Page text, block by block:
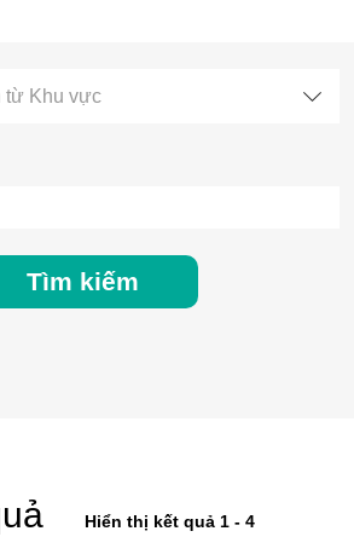
từ Khu vực
Tìm kiếm
Hiển thị kết quả 1 - 4